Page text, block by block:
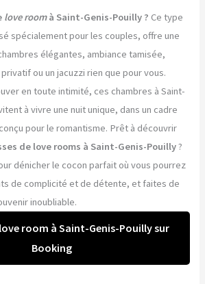
love roomà Saint-Genis-Pouilly ? Ce type
spécialement pour les couples, offre une
élégantes, ambiance tamisée,
ou un jacuzzi rien que pour vous.
en toute intimité, ces chambres à Saint-
à vivre une nuit unique, dans un cadre
pour le romantisme. Prêt à découvrir
de love rooms à Saint-Genis-Pouilly?
dénicher le cocon parfait où vous pourrez
de complicité et de détente, et faites de
inoubliable.
room à Saint-Genis-Pouilly sur
Booking